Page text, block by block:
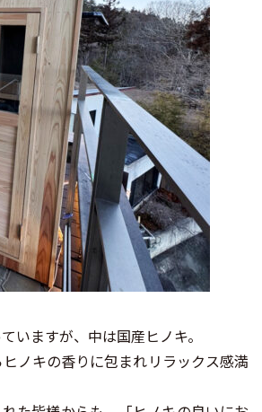
いますが、中は国産ヒノキ。
ノキの香りに包まれリラックス感満